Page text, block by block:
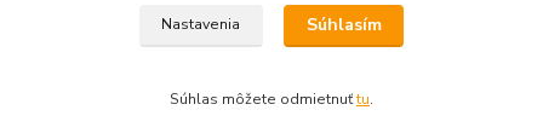
Vytvorené na Eshop-rychlo.sk
Nastavenia Súhlasím
Súhlas môžete odmietnuťtu.